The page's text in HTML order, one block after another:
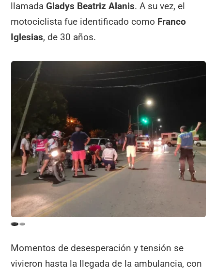
llamada Gladys Beatriz Alanis. A su vez, el
motociclista fue identificado como Franco
Iglesias, de 30 años.
Momentos de desesperación y tensión se
vivieron hasta la llegada de la ambulancia, con